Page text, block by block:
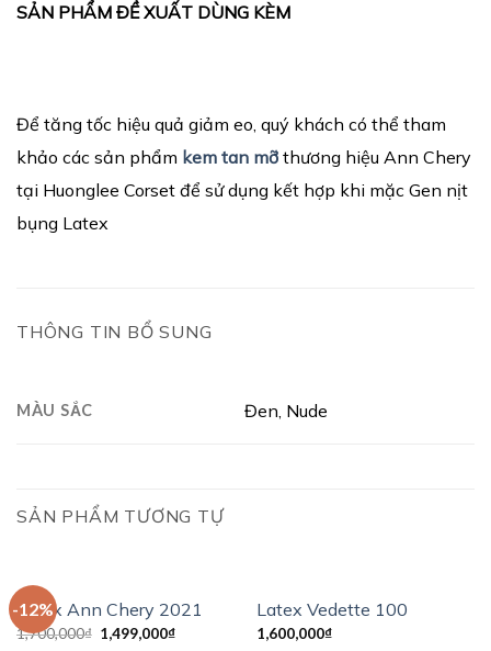
SẢN PHẨM ĐỀ XUẤT DÙNG KÈM
Để tăng tốc hiệu quả giảm eo, quý khách có thể tham
khảo các sản phẩm kem tan mỡ thương hiệu Ann Chery
tại Huonglee Corset để sử dụng kết hợp khi mặc Gen nịt
bụng Latex
THÔNG TIN BỔ SUNG
MÀU SẮC Đen, Nude
SẢN PHẨM TƯƠNG TỰ
-12%
Latex Ann Chery 2021
1,700,000₫ 1,499,000₫
Latex Vedette 100
1,600,000₫